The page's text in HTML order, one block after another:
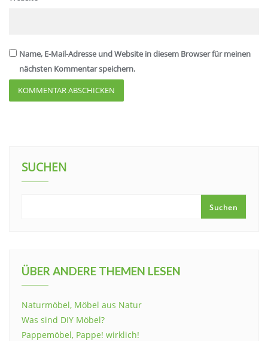
Name, E-Mail-Adresse und Website in diesem Browser für meinen
nächsten Kommentar speichern.
SUCHEN
Suchen
ÜBER ANDERE THEMEN LESEN
Naturmöbel, Möbel aus Natur
Was sind DIY Möbel?
Pappemöbel, Pappe! wirklich!